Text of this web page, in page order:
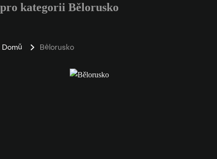
pro kategorii Bělorusko
Domů Bělorusko